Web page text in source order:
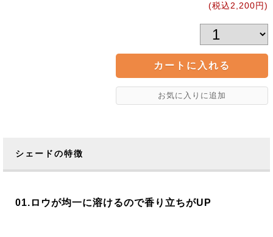
(税込2,200円)
シェードの特徴
01.ロウが均一に溶けるので香り立ちがUP